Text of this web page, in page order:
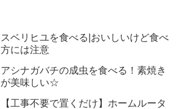
スベリヒユを食べる|おいしいけど食べ
方には注意
アシナガバチの成虫を食べる！素焼き
が美味しい☆
【工事不要で置くだけ】ホームルータ